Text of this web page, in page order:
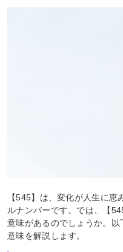
【545】は、変化が人生に
ルナンバーです。では、【
意味があるのでしょうか。
意味を解説します。